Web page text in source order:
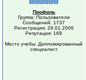
Профиль
Группа: Пользователи
Сообщений: 1737
Регистрация: 29.01.2006
Репутация: 169
Место учебы: Дипломированный
специалист